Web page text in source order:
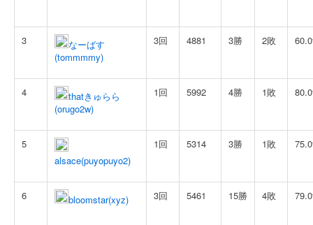
3
なーばす
(tommmmy)
3回 4881 3勝 2敗
4
thatきゅらら
(orugo2w)
1回 5992 4勝 1敗
5
alsace(puyopuyo2)
1回 5314 3勝 1敗
6 bloomstar(xyz) 3回 5461 15勝 4敗